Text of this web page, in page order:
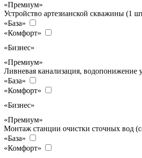
«Премиум»
Устройство артезианской скважины (1
«База»
«Комфорт»
«Бизнес»
«Премиум»
Ливневая канализация, водопонижение
«База»
«Комфорт»
«Бизнес»
«Премиум»
Монтаж станции очистки сточных вод
«База»
«Комфорт»